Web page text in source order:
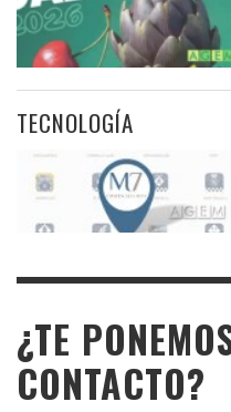
TECNOLOGÍA
¿TE
CONTACTO?